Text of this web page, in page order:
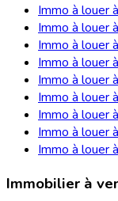
Immo à louer
Immo à louer
Immo à louer
Immo à louer
Immo à louer
Immo à louer
Immo à louer
Immo à louer
Immo à louer
Immobilier à